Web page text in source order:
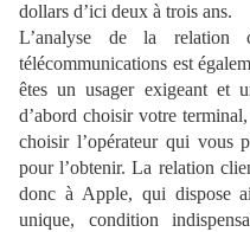
dollars d’ici deux à trois ans.
L’analyse de la relation
télécommunications est
êtes un usager exigeant et
d’abord choisir votre
choisir l’opérateur qui vous
pour l’obtenir. La relation
donc à Apple, qui dispose
unique, condition